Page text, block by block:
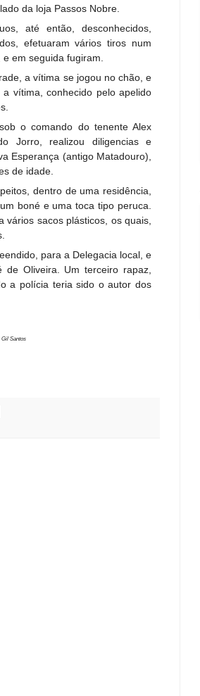
da loja Passos Nobre.
até então, desconhecidos,
efetuaram vários tiros num
em seguida fugiram.
a vítima se jogou no chão, e
vítima, conhecido pelo apelido
o comando do tenente Alex
Jorro, realizou diligencias e
Esperança (antigo Matadouro),
de idade.
dentro de uma residência,
boné e uma toca tipo peruca.
sacos plásticos, os quais,
para a Delegacia local, e
Oliveira. Um terceiro rapaz,
a polícia teria sido o autor dos
Santos